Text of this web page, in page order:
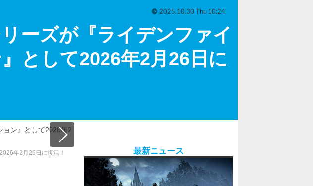
ーズが『ライデンファイ
として2026年2月26日に
2025.10.30 Thu 10:24
年2月26日に復活！ 最新ニュース